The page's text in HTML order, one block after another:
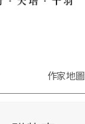
作家地圖